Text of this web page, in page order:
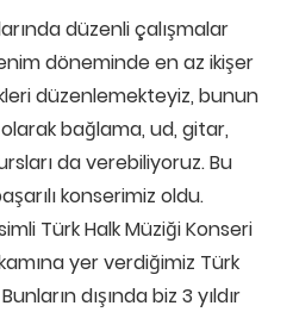
düzenli çalışmalar
döneminde en az ikişer
düzenlemekteyiz, bunun
bağlama, ud, gitar,
da verebiliyoruz. Bu
konserimiz oldu.
Türk Halk Müziği Konseri
yer verdiğimiz Türk
dışında biz 3 yıldır